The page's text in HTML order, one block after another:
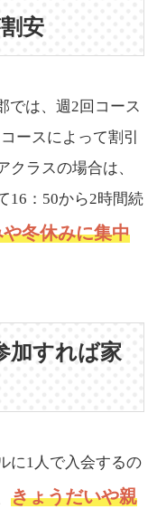
安
では、週2回コース
ースによって割引
ラスの場合は、
16：50から2時間続
冬休みに集中
加すれば家
に1人で入会するの
きょうだいや親